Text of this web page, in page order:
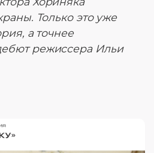
Только это уже
а точнее
режиссера Ильи